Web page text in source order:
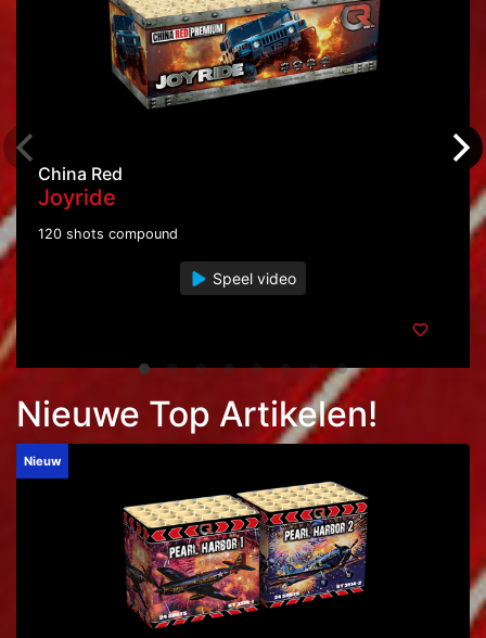
China Red
Joyride
120 shots compound
Speel video
Nieuwe Top Artikelen!
Nieuw